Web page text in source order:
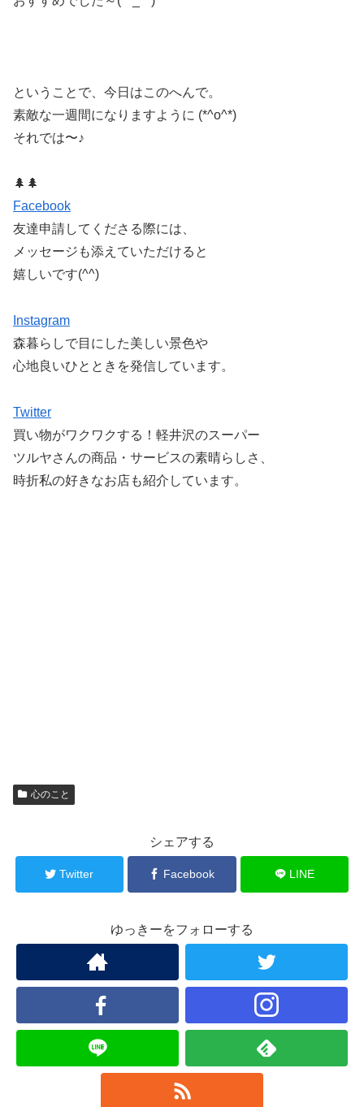
ということで、今日はこのへんで。
素敵な一週間になりますように (*^o^*)
それでは〜♪
🌲🌲
Facebook
友達申請してくださる際には、
メッセージも添えていただけると
嬉しいです(^^)
Instagram
森暮らしで目にした美しい景色や
心地良いひとときを発信しています。
Twitter
買い物がワクワクする！軽井沢のスーパー
ツルヤさんの商品・サービスの素晴らしさ、
時折私の好きなお店も紹介しています。
心のこと
シェアする
Twitter Facebook LINE
ゆっきーをフォローする